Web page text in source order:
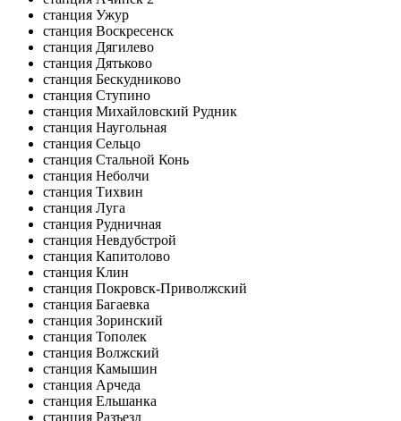
станция Ужур
станция Воскресенск
станция Дягилево
станция Дятьково
станция Бескудниково
станция Ступино
станция Михайловский Рудник
станция Наугольная
станция Сельцо
станция Стальной Конь
станция Неболчи
станция Тихвин
станция Луга
станция Рудничная
станция Невдубстрой
станция Капитолово
станция Клин
станция Покровск-Приволжский
станция Багаевка
станция Зоринский
станция Тополек
станция Волжский
станция Камышин
станция Арчеда
станция Ельшанка
станция Разъезд